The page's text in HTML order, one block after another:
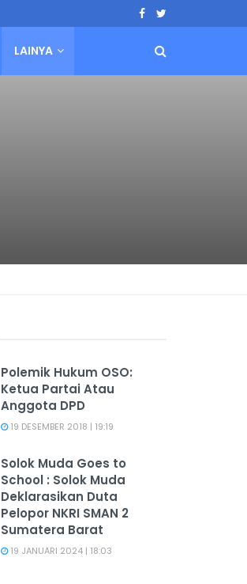
LAINYA
Polemik Hukum OSO:
Ketua Partai Atau
Anggota DPD
19 DESEMBER 2018 | 19:19
Solok Muda Goes to
School : Solok Muda
Deklarasikan Duta
Pelopor NKRI SMAN 2
Sumatera Barat
19 JANUARI 2024 | 18:03